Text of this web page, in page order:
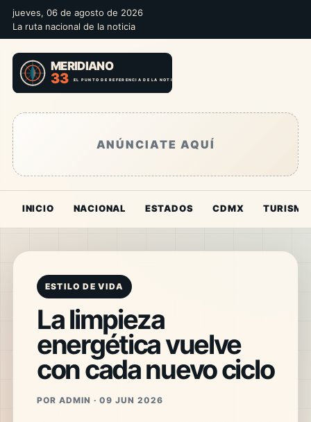
jueves, 06 de agosto de 2026
La ruta nacional de la noticia
ANÚNCIATE AQUÍ
INICIO NACIONAL ESTADOS CDMX TURISMO
ESTILO DE VIDA
La limpieza
energética vuelve
con cada nuevo ciclo
POR ADMIN · 09 JUN 2026